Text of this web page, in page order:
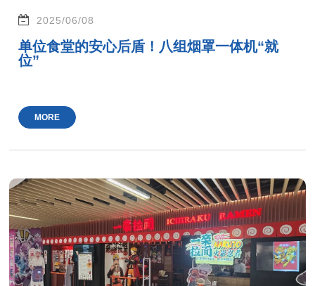
2025/06/08
单位食堂的安心后盾！八组烟罩一体机“就
位”
MORE